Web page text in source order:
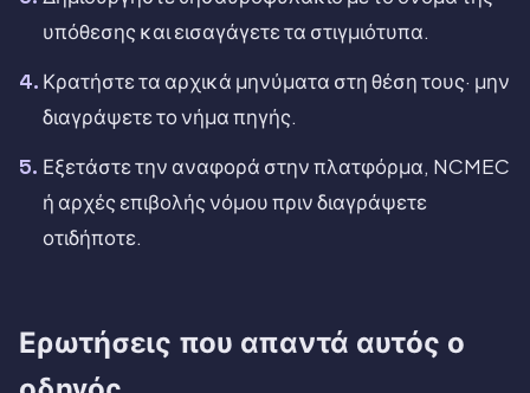
υπόθεσης και εισαγάγετε τα στιγμιότυπα.
Κρατήστε τα αρχικά μηνύματα στη θέση τους· μην
διαγράψετε το νήμα πηγής.
Εξετάστε την αναφορά στην πλατφόρμα, NCMEC
ή αρχές επιβολής νόμου πριν διαγράψετε
οτιδήποτε.
Ερωτήσεις που απαντά αυτός ο